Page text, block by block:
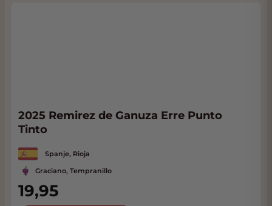
2025 Remirez de Ganuza Erre Punto
Tinto
Spanje, Rioja
Graciano, Tempranillo
19,95